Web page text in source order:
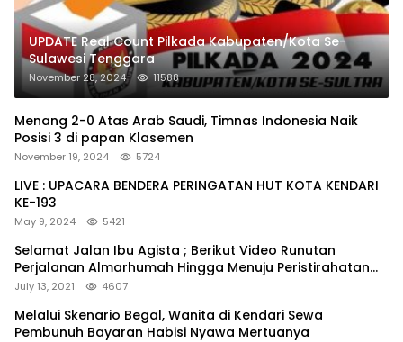
UPDATE Real Count Pilkada Kabupaten/Kota Se-
Sulawesi Tenggara
November 28, 2024 11588
Menang 2-0 Atas Arab Saudi, Timnas Indonesia Naik
Posisi 3 di papan Klasemen
November 19, 2024 5724
LIVE : UPACARA BENDERA PERINGATAN HUT KOTA KENDARI
KE-193
May 9, 2024 5421
Selamat Jalan Ibu Agista ; Berikut Video Runutan
Perjalanan Almarhumah Hingga Menuju Peristirahatan
Terakhir
July 13, 2021 4607
Melalui Skenario Begal, Wanita di Kendari Sewa
Pembunuh Bayaran Habisi Nyawa Mertuanya